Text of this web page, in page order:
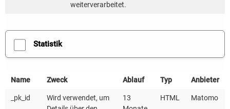
Der Schutz Ihrer Daten ist uns Wichtig. Erst
wenn Sie hier klicken, erlauben Sie uns,
weiterverarbeitet.
Statistik
Name Zweck Ablauf Typ Anbieter
_pk_id
Wird verwendet, um
13
HTML Matomo